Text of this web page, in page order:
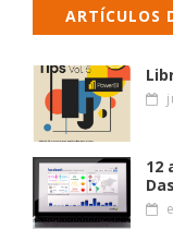
ARTÍCULOS
12